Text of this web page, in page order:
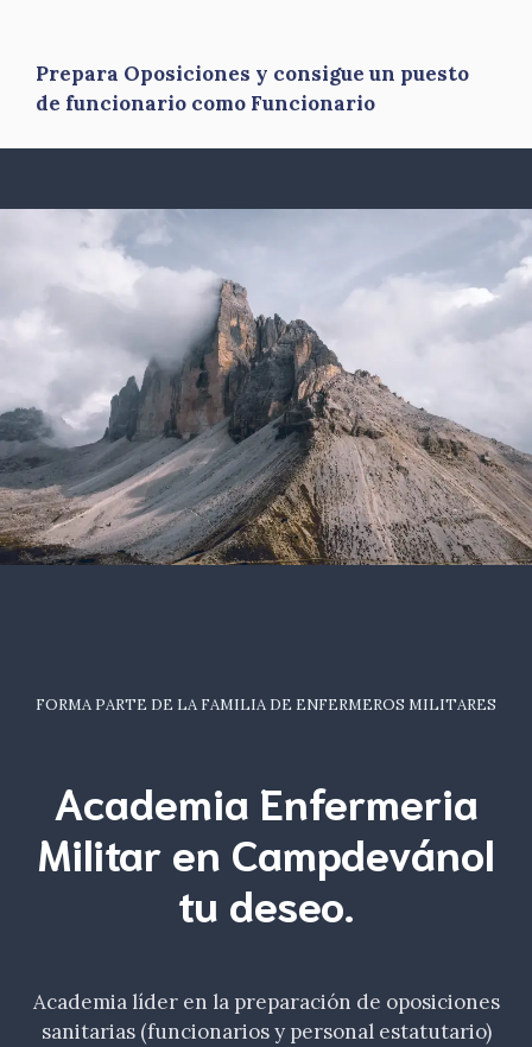
Prepara Oposiciones y consigue un puesto
de funcionario como Funcionario
FORMA PARTE DE LA FAMILIA DE ENFERMEROS MILITARES
Academia Enfermeria
Militar en Campdevánol
tu deseo.
Academia líder en la preparación de oposiciones
sanitarias (funcionarios y personal estatutario)